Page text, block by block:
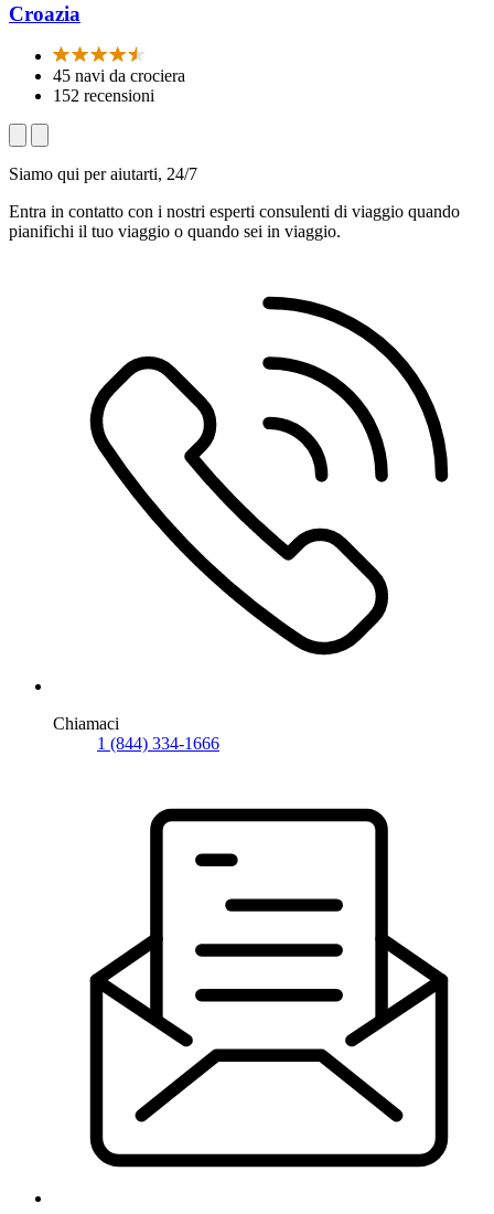
Croazia
45 navi da crociera
152 recensioni
Siamo qui per aiutarti, 24/7
Entra in contatto con i nostri esperti consulenti di viaggio quando
pianifichi il tuo viaggio o quando sei in viaggio.
Chiamaci
1 (844) 334-1666